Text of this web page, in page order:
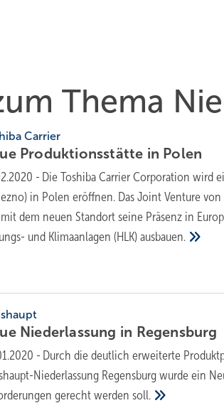
Thema
Carrier
Produktionsstätte in Polen
- Die Toshiba Carrier Corporation wird
in Polen eröffnen. Das Joint Venture
dem neuen Standort seine Präsenz in
und Klimaanlagen (HLK)ausbauen.
Niederlassung in Regensburg
- Durch die deutlich erweiterte
Niederlassung Regensburg wurde ein
gerecht werdensoll.